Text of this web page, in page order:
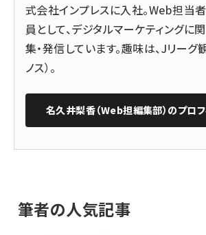
式会社インプレスに入社。Web担当
員として、デジタルマーケティングに
集・発信しています。趣味は、Jリーグ
ノス）。
名久井梨香（Web担編集部） のプロ
筆者の人気記事